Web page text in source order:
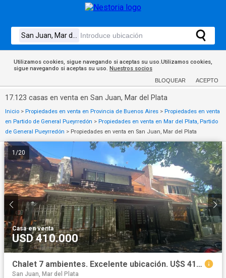
Utilizamos cookies, sigue navegando si aceptas su uso.Utilizamos cookies,
sigue navegando si aceptas su uso. Nuestros socios
BLOQUEAR ACEPTO
17.123 casas en venta en San Juan, Mar del Plata
Inicio > Propiedades en venta en Provincia de Buenos Aires > Propiedades en venta
en Partido de General Pueyrredón > Propiedades en venta en Mar del Plata, Partido
de General Pueyrredón > Propiedades en venta en San Juan, Mar del Plata
1 /20
Casa·en venta
USD 410.000
Chalet 7 ambientes. Excelente ubicación. U$S 410.000.-
San Juan, Mar del Plata